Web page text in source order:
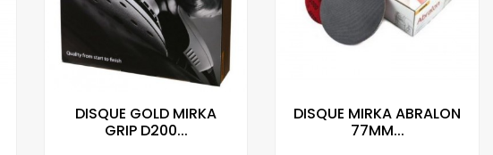
DISQUE GOLD MIRKA
GRIP D200...
DISQUE MIRKA ABRALON
77MM...